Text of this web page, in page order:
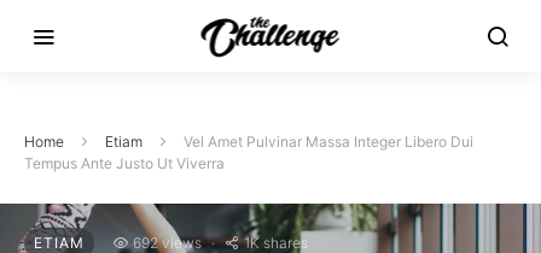
Home Etiam
Vel Amet Pulvinar Massa Integer Libero Dui
Tempus Ante Justo Ut Viverra
ETIAM 692 views 1K shares